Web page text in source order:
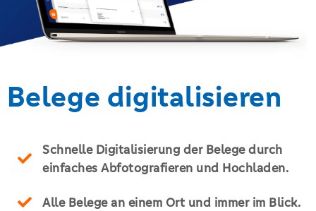
Belege digitalisieren
Schnelle Digitalisierung der Belege durch
einfaches Abfotografieren und Hochladen.
Alle Belege an einem Ort und immer im Blick​.